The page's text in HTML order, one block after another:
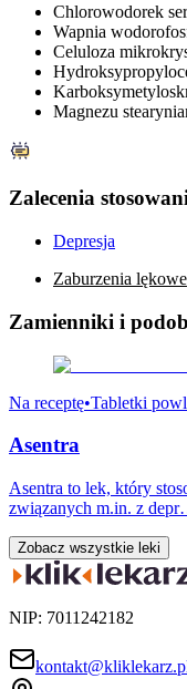
Chlorowodorek
Wapnia
Celuloza
Magnezu
Zalecenia
Depresja
Zaburzenia lękowe
Zamienniki i
Na receptę•Tabletki
Asentra
Asentra to lek, który
związanych m.in. z
Zobacz wszystkie leki
NIP: 7011242182